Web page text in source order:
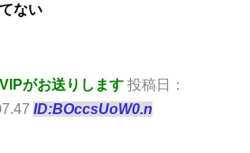
ない
がお送りします 投稿日：
ID:BOccsUoW0.n